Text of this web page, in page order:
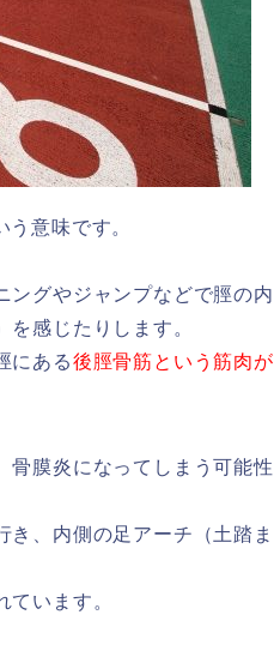
意味です。
ングやジャンプなどで脛の内
感じたりします。
にある後脛骨筋という筋肉が
骨膜炎になってしまう可能性
、内側の足アーチ（土踏ま
います。